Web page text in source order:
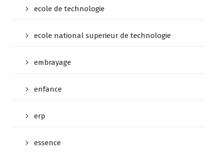
ecole de technologie
ecole national superieur de technologie
embrayage
enfance
erp
essence